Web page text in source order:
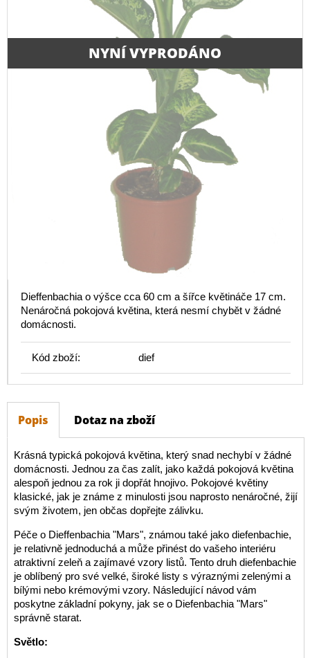
NYNÍ VYPRODÁNO
Dieffenbachia o výšce cca 60 cm a šířce květináče 17 cm.
Nenáročná pokojová květina, která nesmí chybět v žádné
domácnosti.
Kód zboží: dief
Popis Dotaz na zboží
Krásná typická pokojová květina, který snad nechybí v žádné
domácnosti. Jednou za čas zalít, jako každá pokojová květina
alespoň jednou za rok ji dopřát hnojivo. Pokojové květiny
klasické, jak je známe z minulosti jsou naprosto nenáročné, žijí
svým životem, jen občas dopřejte zálivku.
Péče o Dieffenbachia "Mars", známou také jako diefenbachie,
je relativně jednoduchá a může přinést do vašeho interiéru
atraktivní zeleň a zajímavé vzory listů. Tento druh diefenbachie
je oblíbený pro své velké, široké listy s výraznými zelenými a
bílými nebo krémovými vzory. Následující návod vám
poskytne základní pokyny, jak se o Diefenbachia "Mars"
správně starat.
Světlo: